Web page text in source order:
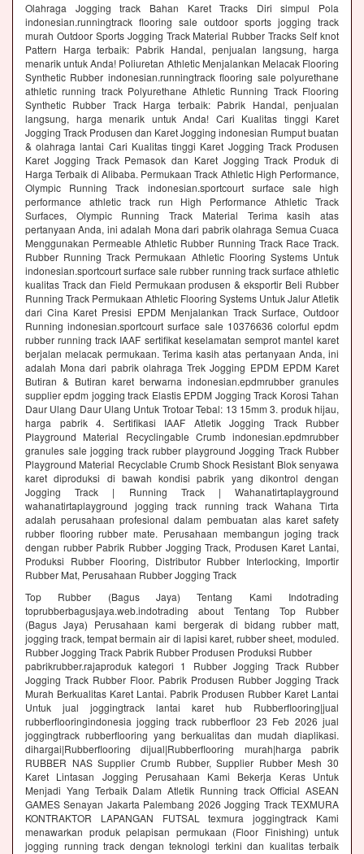
Olahraga Jogging track Bahan Karet Tracks Diri simpul Pola
indonesian.runningtrack flooring sale outdoor sports jogging track
murah Outdoor Sports Jogging Track Material Rubber Tracks Self knot
Pattern Harga terbaik: Pabrik Handal, penjualan langsung, harga
menarik untuk Anda! Poliuretan Athletic Menjalankan Melacak Flooring
Synthetic Rubber indonesian.runningtrack flooring sale polyurethane
athletic running track Polyurethane Athletic Running Track Flooring
Synthetic Rubber Track Harga terbaik: Pabrik Handal, penjualan
langsung, harga menarik untuk Anda! Cari Kualitas tinggi Karet
Jogging Track Produsen dan Karet Jogging indonesian Rumput buatan
& olahraga lantai Cari Kualitas tinggi Karet Jogging Track Produsen
Karet Jogging Track Pemasok dan Karet Jogging Track Produk di
Harga Terbaik di Alibaba. Permukaan Track Athletic High Performance,
Olympic Running Track indonesian.sportcourt surface sale high
performance athletic track run High Performance Athletic Track
Surfaces, Olympic Running Track Material Terima kasih atas
pertanyaan Anda, ini adalah Mona dari pabrik olahraga Semua Cuaca
Menggunakan Permeable Athletic Rubber Running Track Race Track.
Rubber Running Track Permukaan Athletic Flooring Systems Untuk
indonesian.sportcourt surface sale rubber running track surface athletic
kualitas Track dan Field Permukaan produsen & eksportir Beli Rubber
Running Track Permukaan Athletic Flooring Systems Untuk Jalur Atletik
dari Cina Karet Presisi EPDM Menjalankan Track Surface, Outdoor
Running indonesian.sportcourt surface sale 10376636 colorful epdm
rubber running track IAAF sertifikat keselamatan semprot mantel karet
berjalan melacak permukaan. Terima kasih atas pertanyaan Anda, ini
adalah Mona dari pabrik olahraga Trek Jogging EPDM EPDM Karet
Butiran & Butiran karet berwarna indonesian.epdmrubber granules
supplier epdm jogging track Elastis EPDM Jogging Track Korosi Tahan
Daur Ulang Daur Ulang Untuk Trotoar Tebal: 13 15mm 3. produk hijau,
harga pabrik 4. Sertifikasi IAAF Atletik Jogging Track Rubber
Playground Material Recyclingable Crumb indonesian.epdmrubber
granules sale jogging track rubber playground Jogging Track Rubber
Playground Material Recyclable Crumb Shock Resistant Blok senyawa
karet diproduksi di bawah kondisi pabrik yang dikontrol dengan
Jogging Track | Running Track | Wahanatirtaplayground
wahanatirtaplayground jogging track running track Wahana Tirta
adalah perusahaan profesional dalam pembuatan alas karet safety
rubber flooring rubber mate. Perusahaan membangun joging track
dengan rubber Pabrik Rubber Jogging Track, Produsen Karet Lantai,
Produksi Rubber Flooring, Distributor Rubber Interlocking, Importir
Rubber Mat, Perusahaan Rubber Jogging Track
Top Rubber (Bagus Jaya) Tentang Kami Indotrading
toprubberbagusjaya.web.indotrading about Tentang Top Rubber
(Bagus Jaya) Perusahaan kami bergerak di bidang rubber matt,
jogging track, tempat bermain air di lapisi karet, rubber sheet, moduled.
Rubber Jogging Track Pabrik Rubber Produsen Produksi Rubber
pabrikrubber.rajaproduk kategori 1 Rubber Jogging Track Rubber
Jogging Track Rubber Floor. Pabrik Produsen Rubber Jogging Track
Murah Berkualitas Karet Lantai. Pabrik Produsen Rubber Karet Lantai
Untuk jual joggingtrack lantai karet hub Rubberflooring|jual
rubberflooringindonesia jogging track rubberfloor 23 Feb 2026 jual
joggingtrack rubberflooring yang berkualitas dan mudah diaplikasi.
dihargai|Rubberflooring dijual|Rubberflooring murah|harga pabrik
RUBBER NAS Supplier Crumb Rubber, Supplier Rubber Mesh 30
Karet Lintasan Jogging Perusahaan Kami Bekerja Keras Untuk
Menjadi Yang Terbaik Dalam Atletik Running track Official ASEAN
GAMES Senayan Jakarta Palembang 2026 Jogging Track TEXMURA
KONTRAKTOR LAPANGAN FUTSAL texmura joggingtrack Kami
menawarkan produk pelapisan permukaan (Floor Finishing) untuk
jogging running track dengan teknologi terkini dan kualitas terbaik